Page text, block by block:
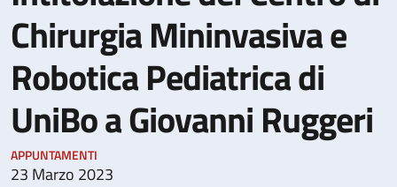
Chirurgia Mininvasiva e
Robotica Pediatrica di
UniBo a Giovanni Ruggeri
APPUNTAMENTI
23 Marzo 2023